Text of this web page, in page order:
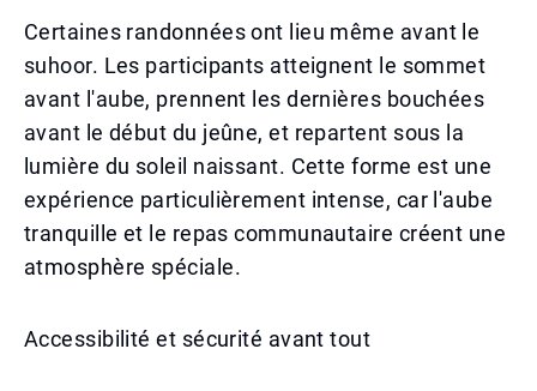
Certaines randonnées ont lieu même avant le
suhoor. Les participants atteignent le sommet
avant l'aube, prennent les dernières bouchées
avant le début du jeûne, et repartent sous la
lumière du soleil naissant. Cette forme est une
expérience particulièrement intense, car l'aube
tranquille et le repas communautaire créent une
atmosphère spéciale.
Accessibilité et sécurité avant tout